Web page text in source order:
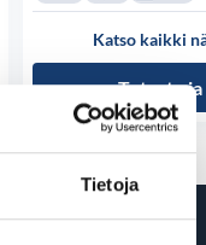
Tietoja
Katso kaikki
Tutustu ja